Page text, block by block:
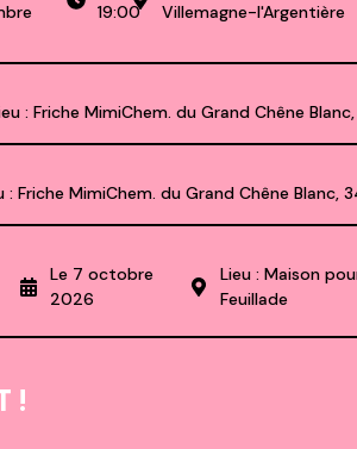
19:00
Villemagne-l'Argentière
: Friche MimiChem. du Grand Chêne
: Friche MimiChem. du Grand Chêne Blanc,
Le 7 octobre
2026
Lieu : Maison
Feuillade
!